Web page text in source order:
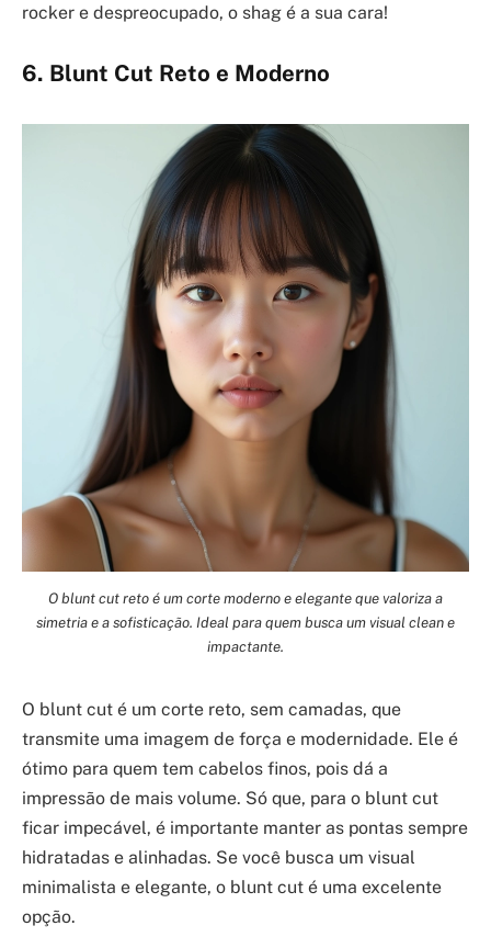
rocker e despreocupado, o shag é a sua cara!
6. Blunt Cut Reto e Moderno
O blunt cut reto é um corte moderno e elegante que valoriza a
simetria e a sofisticação. Ideal para quem busca um visual clean e
impactante.
O blunt cut é um corte reto, sem camadas, que
transmite uma imagem de força e modernidade. Ele é
ótimo para quem tem cabelos finos, pois dá a
impressão de mais volume. Só que, para o blunt cut
ficar impecável, é importante manter as pontas sempre
hidratadas e alinhadas. Se você busca um visual
minimalista e elegante, o blunt cut é uma excelente
opção.